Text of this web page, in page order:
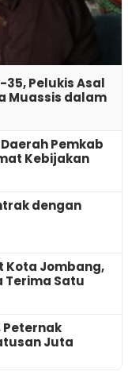
Pelukis Asal
Muassis dalam
Pemkab
Kebijakan
dengan
Kota Jombang,
Terima Satu
Peternak
Juta